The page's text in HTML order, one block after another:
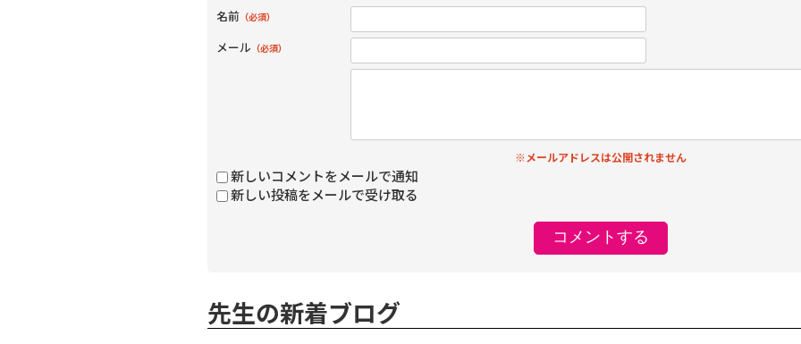
名前 （必須）
メール （必須）
※メールアドレスは公開されません
新しいコメントをメールで通知
新しい投稿をメールで受け取る
先生の新着ブログ